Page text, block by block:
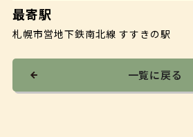
最寄駅
札幌市営地下鉄南北線 すすきの駅
一覧に戻る